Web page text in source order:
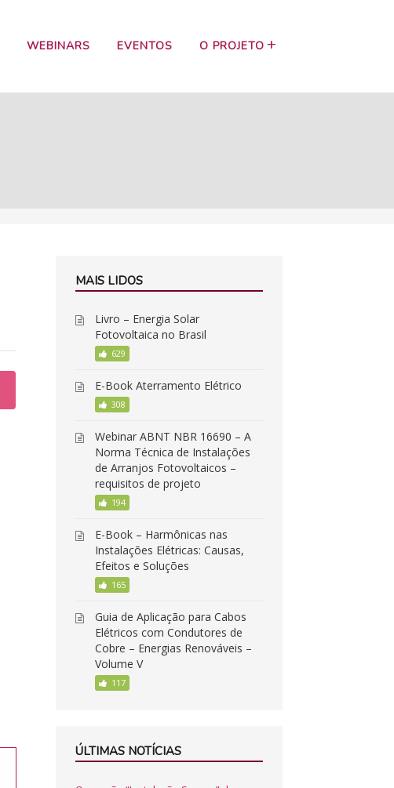
WEBINARS EVENTOS O PROJETO
MAIS LIDOS
Livro – Energia Solar
Fotovoltaica no Brasil
629
E-Book Aterramento Elétrico
308
Webinar ABNT NBR 16690 – A
Norma Técnica de Instalações
de Arranjos Fotovoltaicos –
requisitos de projeto
194
E-Book – Harmônicas nas
Instalações Elétricas: Causas,
Efeitos e Soluções
165
Guia de Aplicação para Cabos
Elétricos com Condutores de
Cobre – Energias Renováveis –
Volume V
117
ÚLTIMAS NOTÍCIAS